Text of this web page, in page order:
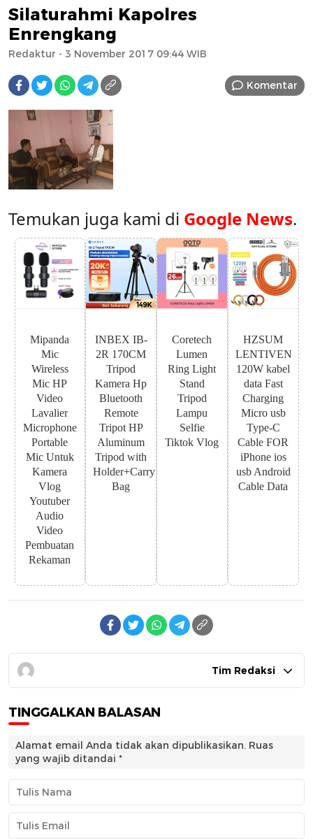
Silaturahmi Kapolres
Enrengkang
Redaktur - 3 November 2017 09:44 WIB
Komentar
Temukan juga kami di Google News.
Mipanda
Mic
Wireless
Mic HP
Video
Lavalier
Microphone
Portable
Mic Untuk
Kamera
Vlog
Youtuber
Audio
Video
Pembuatan
Rekaman
INBEX IB-
2R 170CM
Tripod
Kamera Hp
Bluetooth
Remote
Tripot HP
Aluminum
Tripod with
Holder+Carry
Bag
Coretech
Lumen
Ring Light
Stand
Tripod
Lampu
Selfie
Tiktok Vlog
HZSUM
LENTIVEN
120W kabel
data Fast
Charging
Micro usb
Type-C
Cable FOR
iPhone ios
usb Android
Cable Data
Tim Redaksi
TINGGALKAN BALASAN
Alamat email Anda tidak akan dipublikasikan. Ruas
yang wajib ditandai *